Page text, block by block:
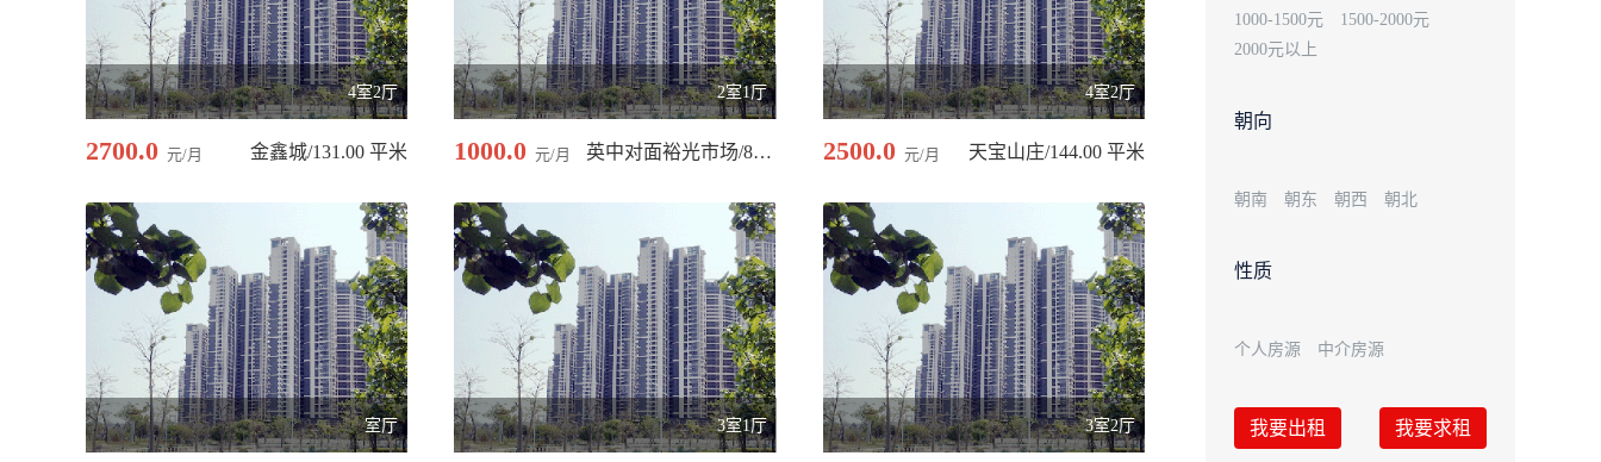
4室2厅
2700.0 元/月 金鑫城/131.00 平米
2室1厅
1000.0 元/月 英中对面裕光市场/80.00 平米
4室2厅
2500.0 元/月 天宝山庄/144.00 平米
室厅 3室1厅 3室2厅
1000-1500元
1500-2000元
2000元以上
朝向
朝南 朝东 朝西 朝北
性质
个人房源 中介房源
我要出租 我要求租